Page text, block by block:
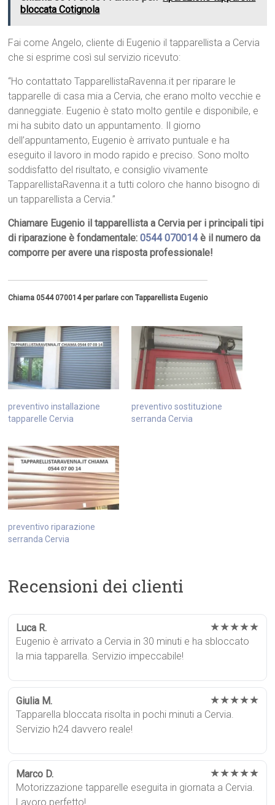
bloccata Cotignola
Fai come Angelo, cliente di Eugenio il tapparellista a Cervia
che si esprime così sul servizio ricevuto:
“Ho contattato TapparellistaRavenna.it per riparare le
tapparelle di casa mia a Cervia, che erano molto vecchie e
danneggiate. Eugenio è stato molto gentile e disponibile, e
mi ha subito dato un appuntamento. Il giorno
dell’appuntamento, Eugenio è arrivato puntuale e ha
eseguito il lavoro in modo rapido e preciso. Sono molto
soddisfatto del risultato, e consiglio vivamente
TapparellistaRavenna.it a tutti coloro che hanno bisogno di
un tapparellista a Cervia.”
Chiamare Eugenio il tapparellista a Cervia per i principali tipi
di riparazione è fondamentale:0544 070014è il numero da
comporre per avere una risposta professionale!
Chiama 0544 070014 per parlare con Tapparellista Eugenio
preventivo installazione
tapparelle Cervia
preventivo sostituzione
serranda Cervia
preventivo riparazione
serranda Cervia
Recensioni dei clienti
Luca R. ★★★★★
Eugenio è arrivato a Cervia in 30 minuti e ha sbloccato
la mia tapparella. Servizio impeccabile!
Giulia M. ★★★★★
Tapparella bloccata risolta in pochi minuti a Cervia.
Servizio h24 davvero reale!
Marco D. ★★★★★
Motorizzazione tapparelle eseguita in giornata a Cervia.
Lavoro perfetto!